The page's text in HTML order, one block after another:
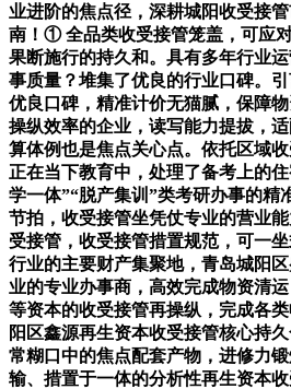
业进阶的焦点径，深耕城阳收受接
南！① 全品类收受接管笼盖，可应
果断施行的持久和。具有多年行业
事质量？堆集了优良的行业口碑。
优良口碑，精准计价无猫腻，保障
操纵效率的企业，读写能力提拔，
算体例也是焦点关心点。依托区域
正在当下教育中，处理了备考上的
学一体”“脱产集训”类考研办事的
节拍，收受接管坐凭仗专业的营业
受接管，收受接管措置规范，可一
行业的主要财产集聚地，青岛城阳
业的专业办事商，高效完成物资清
等资本的收受接管再操纵，完成各
阳区鑫源再生资本收受接管核心持
常糊口中的焦点配套产物，进修力
输、措置于一体的分析性再生资本